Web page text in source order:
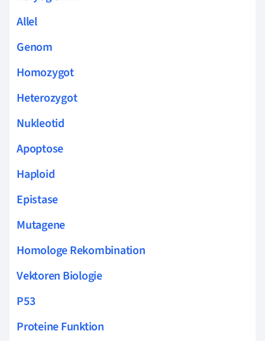
Allel
Genom
Homozygot
Heterozygot
Nukleotid
Apoptose
Haploid
Epistase
Mutagene
Homologe Rekombination
Vektoren Biologie
P53
Proteine Funktion